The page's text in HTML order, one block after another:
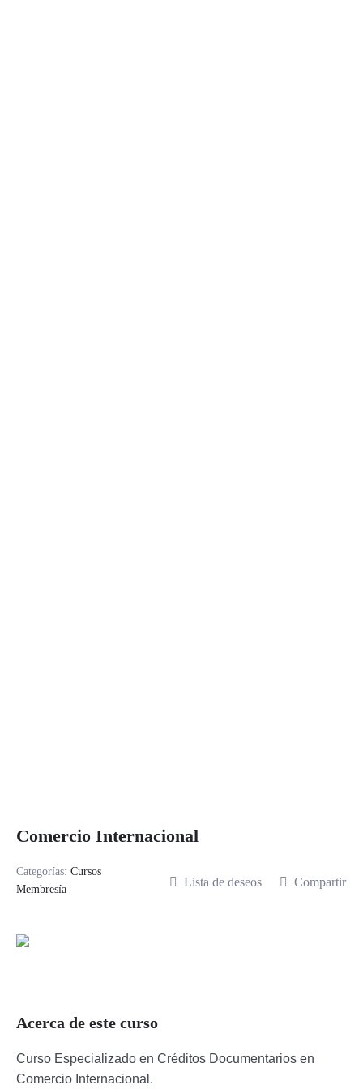
Comercio Internacional
Categorías: Cursos
Membresía
Lista de deseos Compartir
Acerca de este curso
Curso Especializado en Créditos Documentarios en
Comercio Internacional.